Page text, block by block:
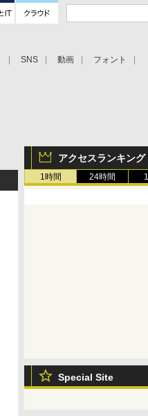
SNS 動画 フォント
アクセスランキング
1時間 24時間
Special Site